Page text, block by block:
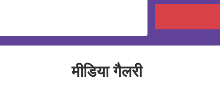
मीडिया गैलरी